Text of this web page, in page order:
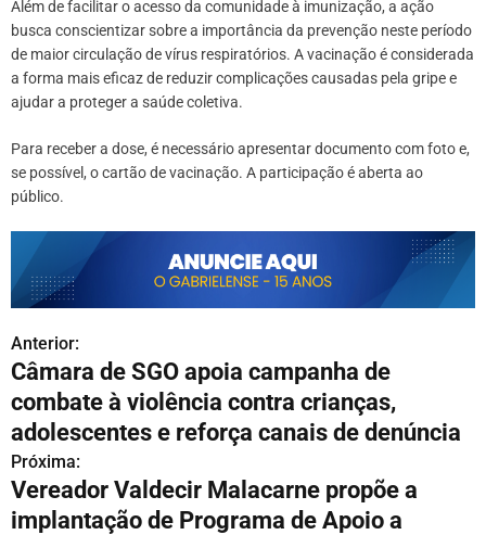
Além de facilitar o acesso da comunidade à imunização, a ação
busca conscientizar sobre a importância da prevenção neste período
de maior circulação de vírus respiratórios. A vacinação é considerada
a forma mais eficaz de reduzir complicações causadas pela gripe e
ajudar a proteger a saúde coletiva.
Para receber a dose, é necessário apresentar documento com foto e,
se possível, o cartão de vacinação. A participação é aberta ao
público.
N
a
v
e
g
Anterior:
Câmara de SGO apoia campanha de
combate à violência contra crianças,
adolescentes e reforça canais de denúncia
Próxima:
Vereador Valdecir Malacarne propõe a
implantação de Programa de Apoio a